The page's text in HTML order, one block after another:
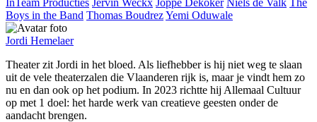
Boys in the Band Thomas BoudrezYemi Oduwale
Jordi Hemelaer
Theater zit Jordi in het bloed. Als liefhebber is hij niet weg te slaan
uit de vele theaterzalen die Vlaanderen rijk is, maar je vindt hem zo
nu en dan ook op het podium. In 2023 richtte hij Allemaal Cultuur
op met 1 doel: het harde werk van creatieve geesten onder de
aandacht brengen.